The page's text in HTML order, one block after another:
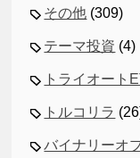
その他 (309)
テーマ投資 (4)
トライオート
トルコリラ
バイナリーオ